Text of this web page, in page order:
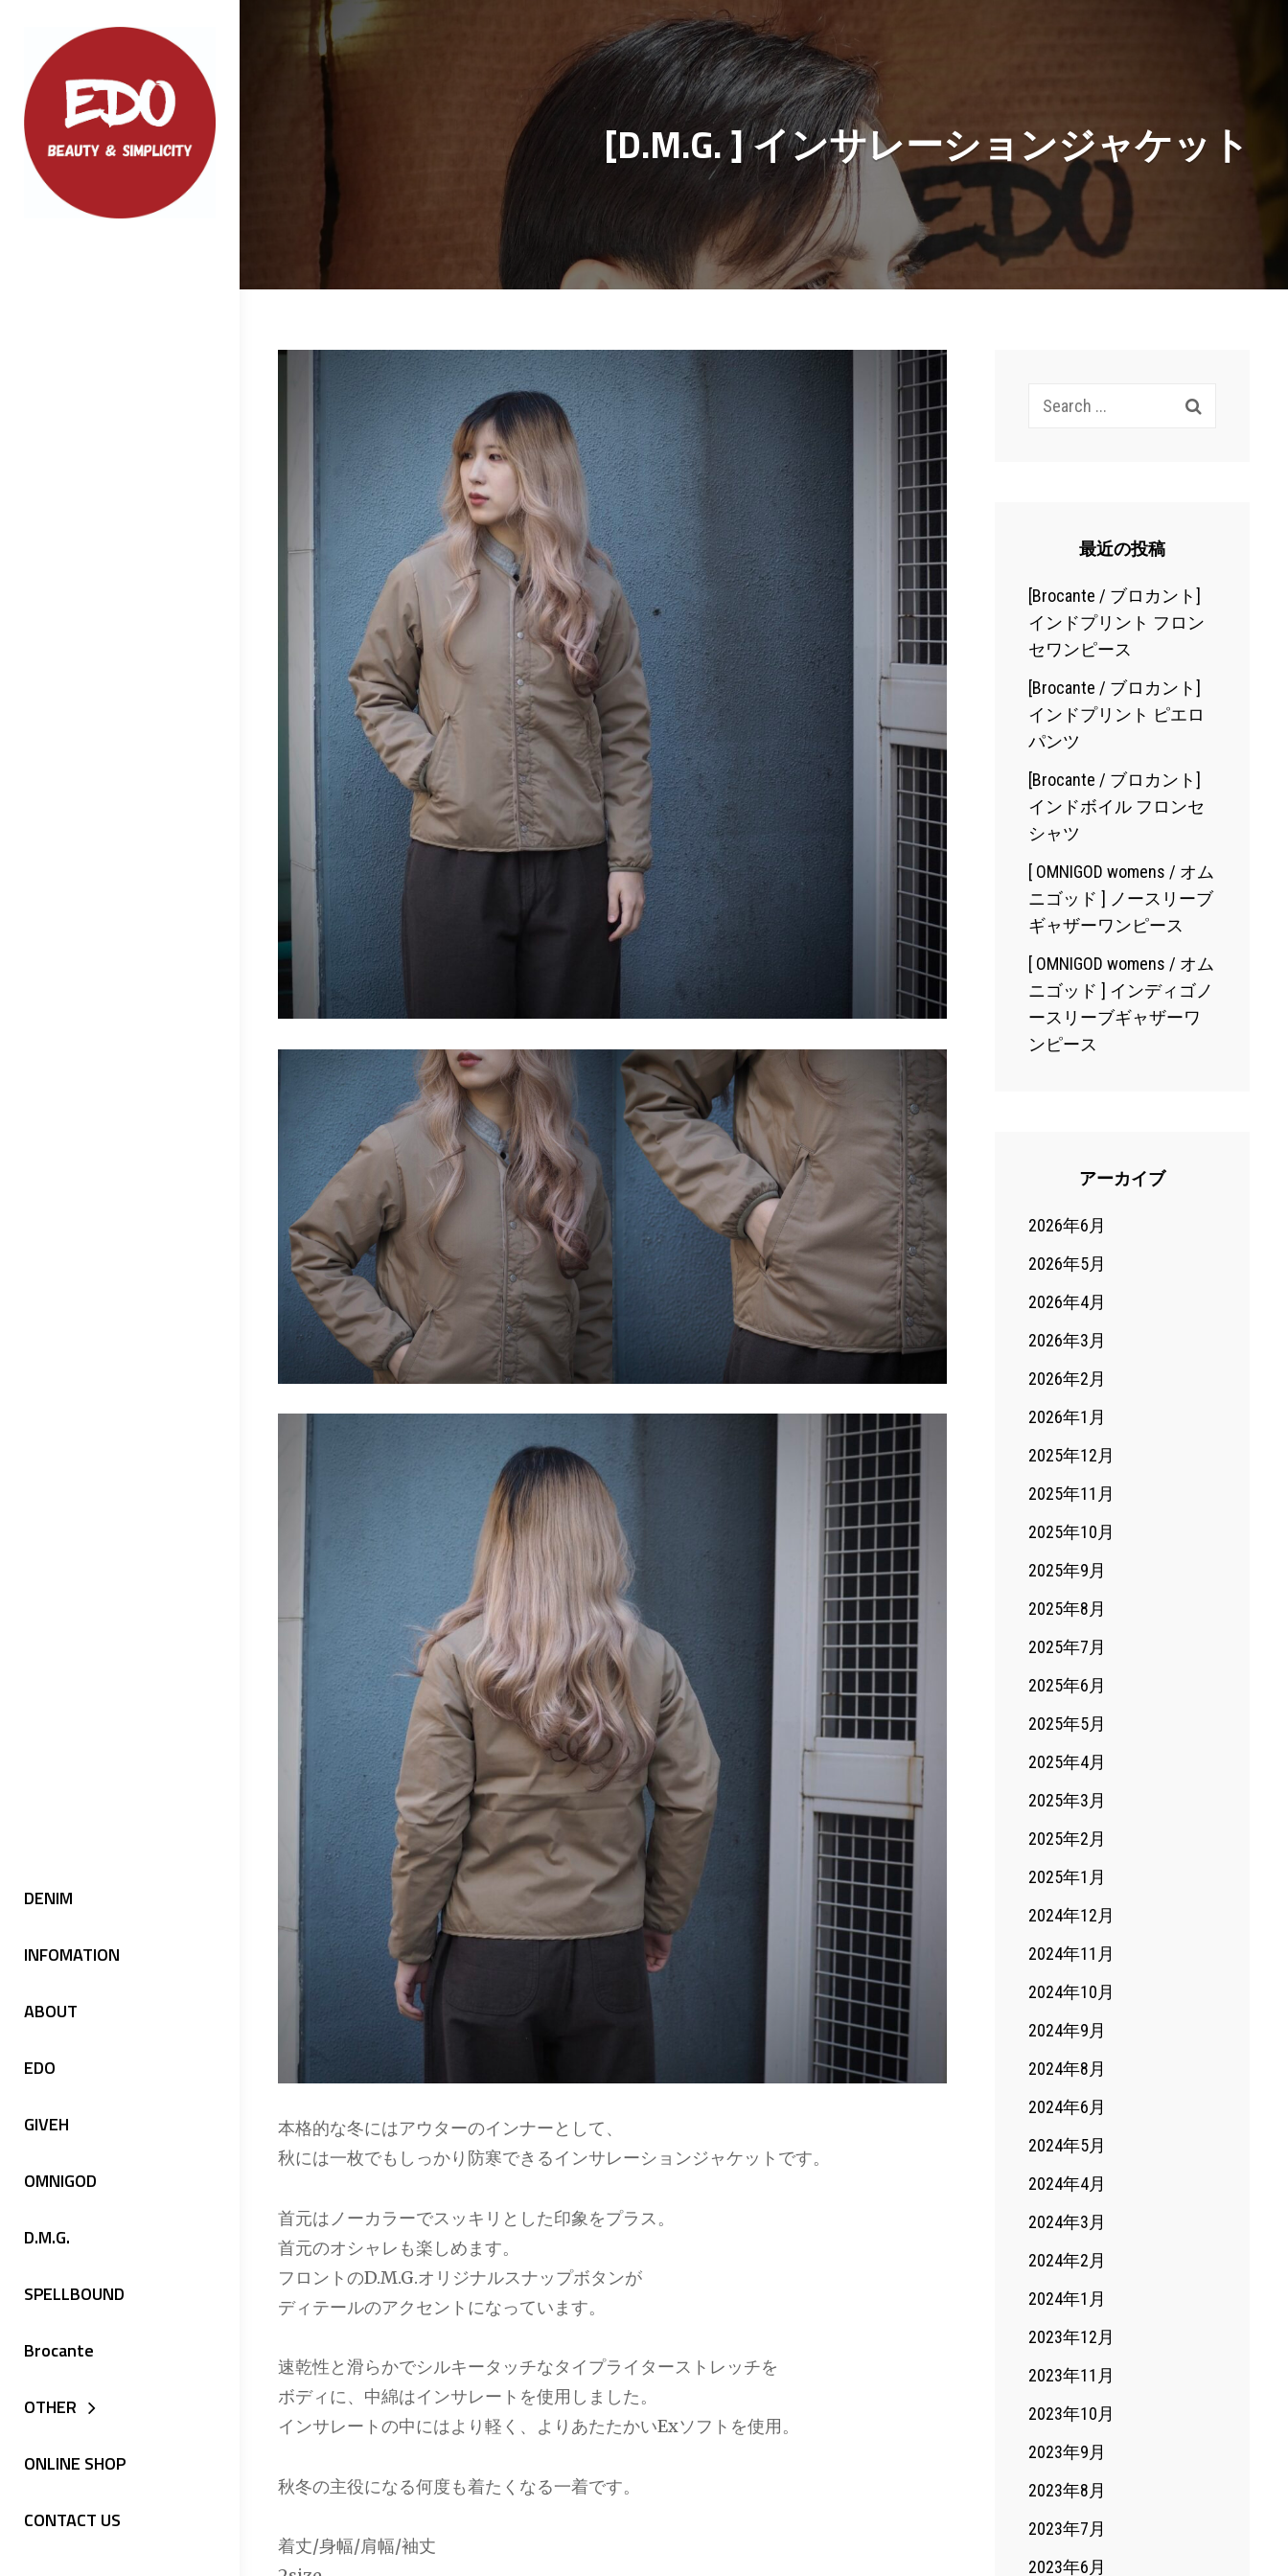
content
DENIM
INFOMATION
ABOUT
EDO
GIVEH
OMNIGOD
D.M.G.
SPELLBOUND
Brocante
OTHER
ONLINE SHOP
CONTACT US
[D.M.G. ] インサレーションジャケット
本格的な冬にはアウターのインナーとして、
秋には一枚でもしっかり防寒できるインサレーションジャケットです。
首元はノーカラーでスッキリとした印象をプラス。
首元のオシャレも楽しめます。
フロントのD.M.G.オリジナルスナップボタンが
ディテールのアクセントになっています。
速乾性と滑らかでシルキータッチなタイプライターストレッチを
ボディに、中綿はインサレートを使用しました。
インサレートの中にはより軽く、よりあたたかいExソフトを使用。
秋冬の主役になる何度も着たくなる一着です。
着丈/身幅/肩幅/袖丈
ゲ
ン
Search
最近の投稿
[Brocante / ブロカント]
インドプリント フロン
セワンピース
[Brocante / ブロカント]
インドプリント ピエロ
パンツ
[Brocante / ブロカント]
インドボイル フロンセ
シャツ
[ OMNIGOD womens / オム
ニゴッド ] ノースリーブ
ギャザーワンピース
[ OMNIGOD womens / オム
ニゴッド ] インディゴノ
ースリーブギャザーワ
ンピース
アーカイブ
2026年6月
2026年5月
2026年4月
2026年3月
2026年2月
2026年1月
2025年12月
2025年11月
2025年10月
2025年9月
2025年8月
2025年7月
2025年6月
2025年5月
2025年4月
2025年3月
2025年2月
2025年1月
2024年12月
2024年11月
2024年10月
2024年9月
2024年8月
2024年6月
2024年5月
2024年4月
2024年3月
2024年2月
2024年1月
2023年12月
2023年11月
2023年10月
2023年9月
2023年8月
2023年7月
2023年6月